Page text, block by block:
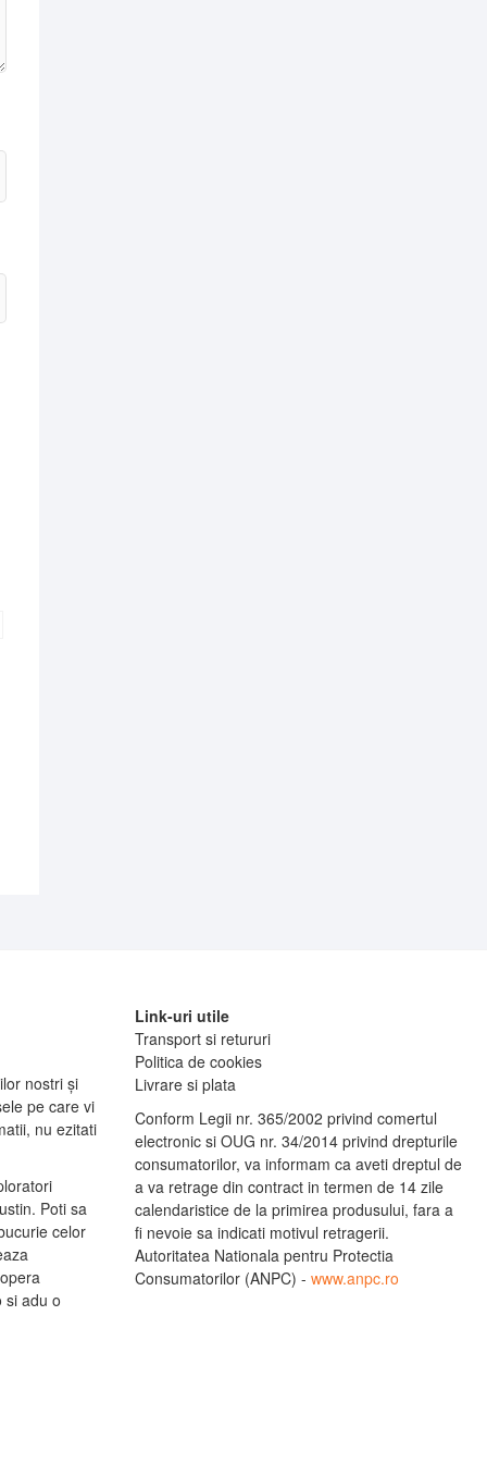
nostri și
pe care vi
nu ezitati
Poti sa
celor
si adu o
Link-uri utile
Transport si retururi
Politica de cookies
Livrare si plata
Conform Legii nr. 365/2002 privind comertul
electronic si OUG nr. 34/2014 privind drepturile
consumatorilor, va informam ca aveti dreptul de
a va retrage din contract in termen de 14 zile
calendaristice de la primirea produsului, fara a
fi nevoie sa indicati motivul retragerii.
Autoritatea Nationala pentru Protectia
Consumatorilor (ANPC) - www.anpc.ro